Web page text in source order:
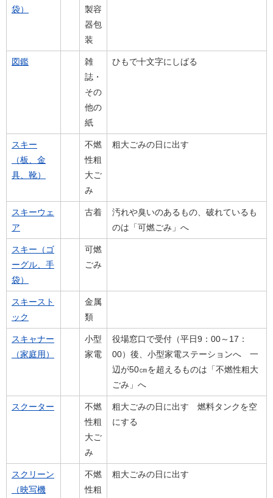
袋）
製容
器包
装
図鑑
雑
誌・
その
他の
紙
ひもで十文字にしばる
スキー
（板、金
具、靴）
不燃
性粗
大ご
み
粗大ごみの日に出す
スキーウェ
ア
古着
汚れや臭いのあるもの、破れているも
のは「可燃ごみ」へ
スキー（ゴ
ーグル、手
袋）
可燃
ごみ
スキースト
ック
金属
類
スキャナー
（家庭用）
小型
家電
役場窓口で受付（平日9：00～17：
00）後、小型家電ステーションへ 一
辺が50㎝を超えるものは「不燃性粗大
ごみ」へ
スクーター
不燃
性粗
大ご
み
粗大ごみの日に出す 燃料タンクを空
にする
スクリーン
（映写機
不燃
性粗
粗大ごみの日に出す